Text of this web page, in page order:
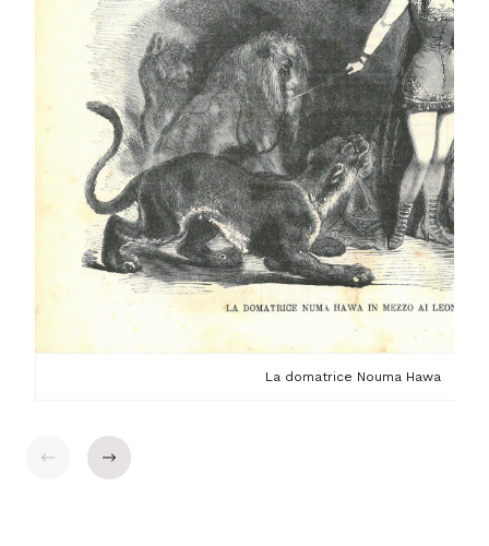
La domatrice Nouma Hawa
$t('general.indietro')
$t('general.avanti')